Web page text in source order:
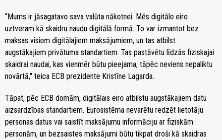
“Mums ir jāsagatavo sava valūta nākotnei. Mēs digitālo eiro
uztveram kā skaidru naudu digitālā formā. To var izmantot bez
maksas visiem digitālajiem maksājumiem, un tas atbilst
augstākajiem privātuma standartiem. Tas pastāvētu līdzās fiziskajai
skaidrai naudai, kas vienmēr būtu pieejama, tāpēc neviens nepaliktu
novārtā," teica ECB prezidente Kristīne Lagarda.
Tāpat, pēc ECB domām, digitālais eiro atbilstu augstākajiem datu
aizsardzības standartiem. Eurosistēma nevarētu redzēt lietotāju
personas datus vai saistīt maksājumu informāciju ar fiziskām
personām, un bezsaistes maksājumi būtu tikpat droši kā skaidras